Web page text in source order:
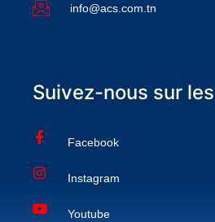
info@acs.com.tn
Suivez-nous sur
Facebook
Instagram
Youtube